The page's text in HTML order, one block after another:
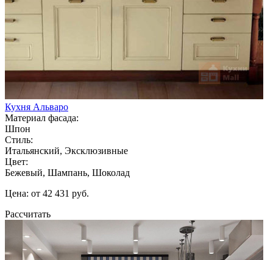
Кухня Альваро
Материал фасада:
Шпон
Стиль:
Итальянский, Эксклюзивные
Цвет:
Бежевый, Шампань, Шоколад
Цена: от 42 431 руб.
Рассчитать